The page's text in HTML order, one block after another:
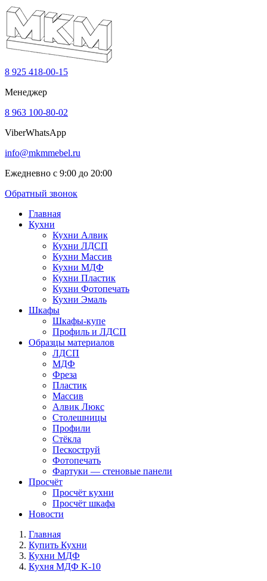
8 925 418-00-15
Менеджер
8 963 100-80-02
ViberWhatsApp
info@mkmmebel.ru
Ежедневно с 9:00 до 20:00
Обратный звонок
Главная
Кухни
Кухни Алвик
Кухни ЛДСП
Кухни Массив
Кухни МДФ
Кухни Пластик
Кухни Фотопечать
Кухни Эмаль
Шкафы
Шкафы-купе
Профиль и ЛДСП
Образцы материалов
ЛДСП
МДФ
Фреза
Пластик
Массив
Алвик Люкс
Столешницы
Профили
Стёкла
Пескоструй
Фотопечать
Фартуки — стеновые панели
Просчёт
Просчёт кухни
Просчёт шкафа
Новости
Главная
Купить Кухни
Кухни МДФ
Кухня МДФ K-10